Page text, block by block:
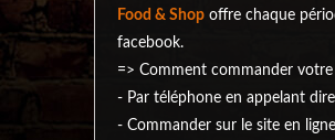
Food & Shop offre chaque
facebook.
=> Comment commander
- Par téléphone en appelant
- Commander sur le site en